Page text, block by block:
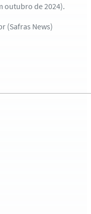
outubro de 2024).
(Safras News)